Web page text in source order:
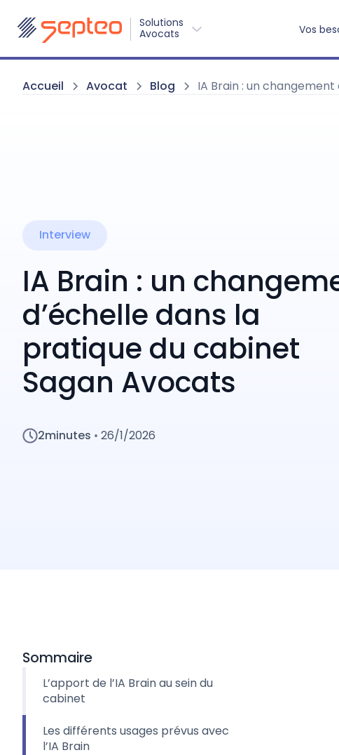
Solutions
Avocats
Vos
Accueil Avocat Blog IA Brain : un
Interview
IA Brain : un
d’échelle dans la
pratique du cabinet
Sagan Avocats
2minutes • 26/1/2026
Sommaire
L’apport de l’IA Brain au sein du
cabinet
Les différents usages prévus avec
l’IA Brain